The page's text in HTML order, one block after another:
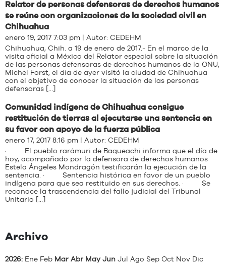
Relator de personas defensoras de derechos humanos
se reúne con organizaciones de la sociedad civil en
Chihuahua
enero 19, 2017 7:03 pm | Autor: CEDEHM
Chihuahua, Chih. a 19 de enero de 2017.- En el marco de la
visita oficial a México del Relator especial sobre la situación
de las personas defensoras de derechos humanos de la ONU,
Michel Forst, el día de ayer visitó la ciudad de Chihuahua
con el objetivo de conocer la situación de las personas
defensoras […]
Comunidad indígena de Chihuahua consigue
restitución de tierras al ejecutarse una sentencia en
su favor con apoyo de la fuerza pública
enero 17, 2017 8:16 pm | Autor: CEDEHM
· El pueblo rarámuri de Baqueachi informa que el día de
hoy, acompañado por la defensora de derechos humanos
Estela Ángeles Mondragón testificarán la ejecución de la
sentencia. · Sentencia histórica en favor de un pueblo
indígena para que sea restituido en sus derechos. · Se
reconoce la trascendencia del fallo judicial del Tribunal
Unitario […]
Archivo
2026: Ene Feb Mar Abr May Jun Jul Ago Sep Oct Nov Dic